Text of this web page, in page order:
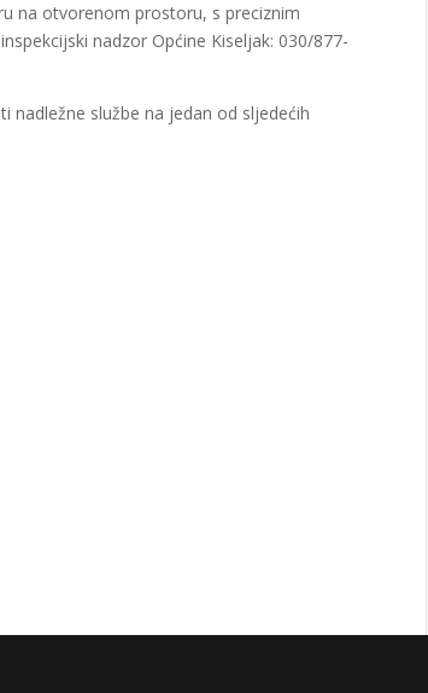
na otvorenom prostoru, s preciznim
nadzor Općine Kiseljak: 030/877-
službe na jedan od sljedećih